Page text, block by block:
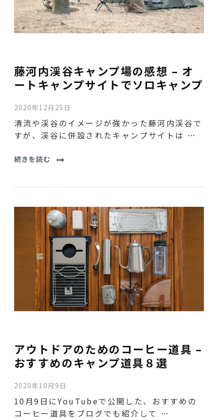
藤河内渓谷キャンプ場の感想 – オ
ートキャンプサイトでソロキャンプ
2020年12月25日
清流や渓谷のイメージが強かった藤河内渓谷で
すが、渓谷に併設されたキャンプサイトは …
続きを読む
アウトドアのためのコーヒー道具 –
おすすめのキャンプ道具８選
2020年10月9日
10月9日にYouTubeで公開した、おすすめの
コーヒー道具をブログでも紹介して …